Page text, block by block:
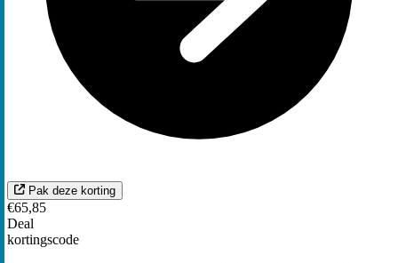
Pak deze korting
€65,85
Deal
kortingscode